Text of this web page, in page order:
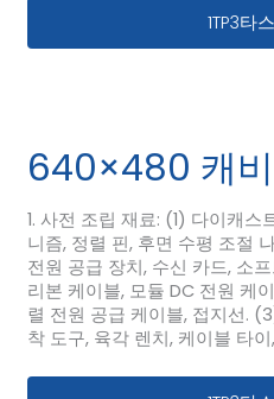
실외용
1TP3타
640×480 캐
1. 사전 조립 재료: (1) 다이캐스
니즘, 정렬 핀, 후면 수평 조절
전원 공급 장치, 수신 카드, 소
리본 케이블, 모듈 DC 전원 케
렬 전원 공급 케이블, 접지선.
착 도구, 육각 렌치, 케이블 타